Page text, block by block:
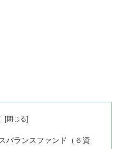
バランスファンド（６資